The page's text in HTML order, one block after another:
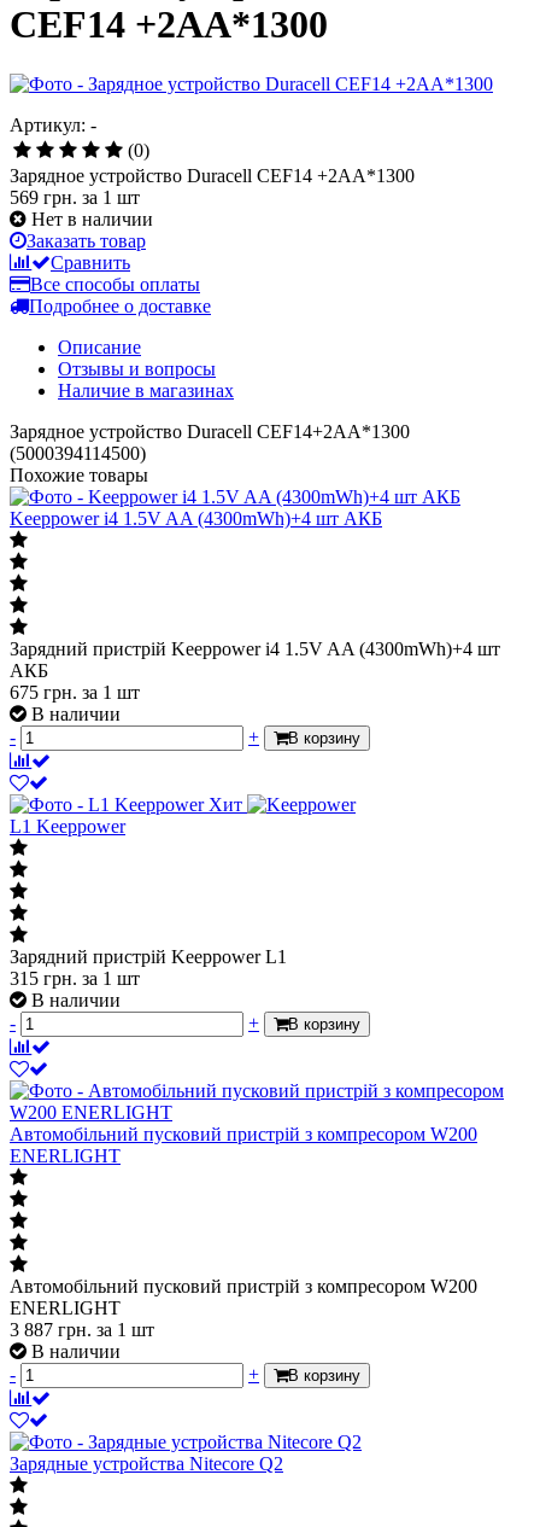
CEF14 +2AA*1300
Артикул: -
(0)
Зарядное устройство Duracell CEF14 +2AA*1300
569 грн. за 1 шт
Нет в наличии
Заказать товар
Сравнить
Все способы оплаты
Подробнее о доставке
Описание
Отзывы и вопросы
Наличие в магазинах
Зарядное устройство Duracell CEF14+2AA*1300
(5000394114500)
Похожие товары
Keeppower i4 1.5V AA (4300mWh)+4 шт АКБ
Зарядний пристрій Keeppower i4 1.5V AA (4300mWh)+4 шт
АКБ
675 грн. за 1 шт
В наличии
-
+ В корзину
Хит
L1 Keeppower
Зарядний пристрій Keeppower L1
315 грн. за 1 шт
В наличии
-
+ В корзину
Автомобільний пусковий пристрій з компресором W200
ENERLIGHT
Автомобільний пусковий пристрій з компресором W200
ENERLIGHT
3 887 грн. за 1 шт
В наличии
-
+ В корзину
Зарядные устройства Nitecore Q2